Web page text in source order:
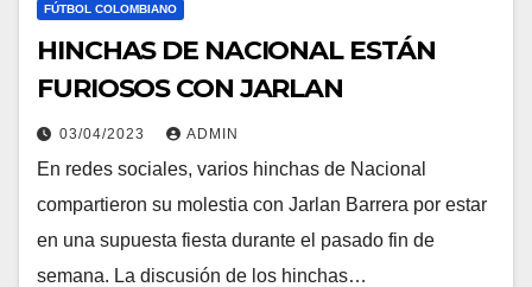
FÚTBOL COLOMBIANO
HINCHAS DE NACIONAL ESTÁN
FURIOSOS CON JARLAN
03/04/2023 ADMIN
En redes sociales, varios hinchas de Nacional
compartieron su molestia con Jarlan Barrera por estar
en una supuesta fiesta durante el pasado fin de
semana. La discusión de los hinchas…